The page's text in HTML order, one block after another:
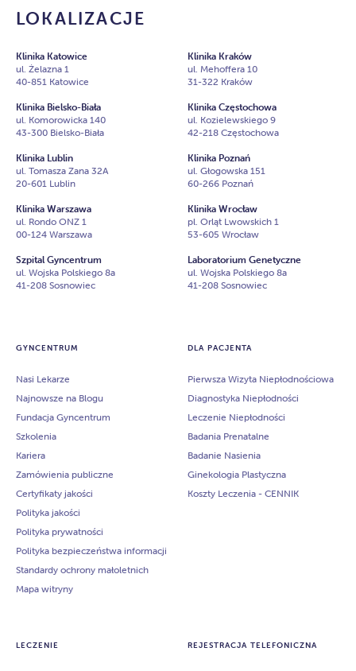
GYNCENTRUM
Nasi Lekarze
Najnowsze na Blogu
Fundacja Gyncentrum
Szkolenia
Kariera
Zamówienia publiczne
Certyfikaty jakości
Polityka jakości
Polityka prywatności
Polityka bezpieczeństwa informacji
Standardy ochrony małoletnich
Mapa witryny
DLA PACJENTA
Pierwsza Wizyta Niepłodnościowa
Diagnostyka Niepłodności
Leczenie Niepłodności
Badania Prenatalne
Badanie Nasienia
Ginekologia Plastyczna
Koszty Leczenia - CENNIK
LECZENIE
LOKALIZACJE
Klinika Katowice
ul. Żelazna 1
40-851 Katowice
Klinika Kraków
ul. Mehoffera 10
31-322 Kraków
Klinika Bielsko-Biała
ul. Komorowicka 140
43-300 Bielsko-Biała
Klinika Częstochowa
ul. Kozielewskiego 9
42-218 Częstochowa
Klinika Lublin
ul. Tomasza Zana 32A
20-601 Lublin
Klinika Poznań
ul. Głogowska 151
60-266 Poznań
Klinika Warszawa
ul. Rondo ONZ 1
00-124 Warszawa
Klinika Wrocław
pl. Orląt Lwowskich 1
53-605 Wrocław
Szpital Gyncentrum
ul. Wojska Polskiego 8a
41-208 Sosnowiec
Laboratorium Genetyczne
ul. Wojska Polskiego 8a
41-208 Sosnowiec
REJESTRACJA TELEFONICZNA